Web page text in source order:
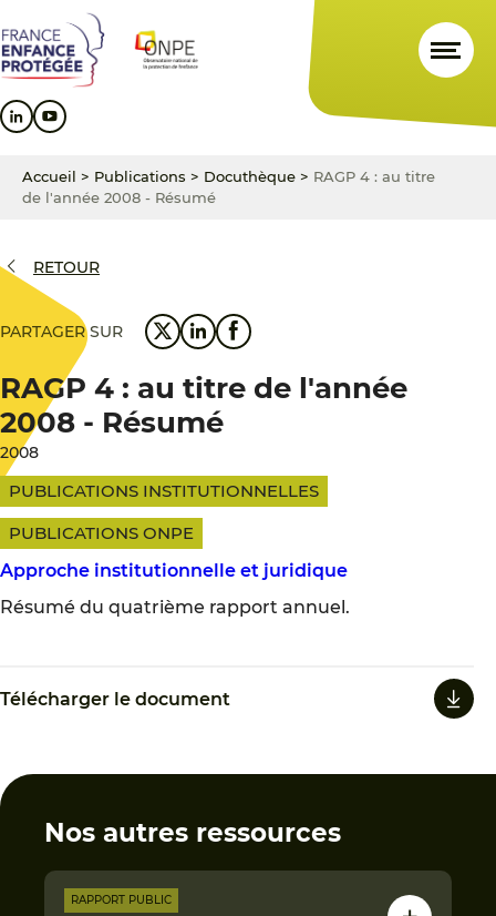
au
contenu
principal
au
menu
principal
au
pied
de
Accueil > Publications > Docuthèque > RAGP 4 : au titre
de l'année 2008 - Résumé
RETOUR
PARTAGER SUR
RAGP 4 : au titre de l'année
2008 - Résumé
2008
PUBLICATIONS INSTITUTIONNELLES
PUBLICATIONS ONPE
Approche institutionnelle et juridique
Résumé du quatrième rapport annuel.
Télécharger le document
Nos autres ressources
RAPPORT PUBLIC